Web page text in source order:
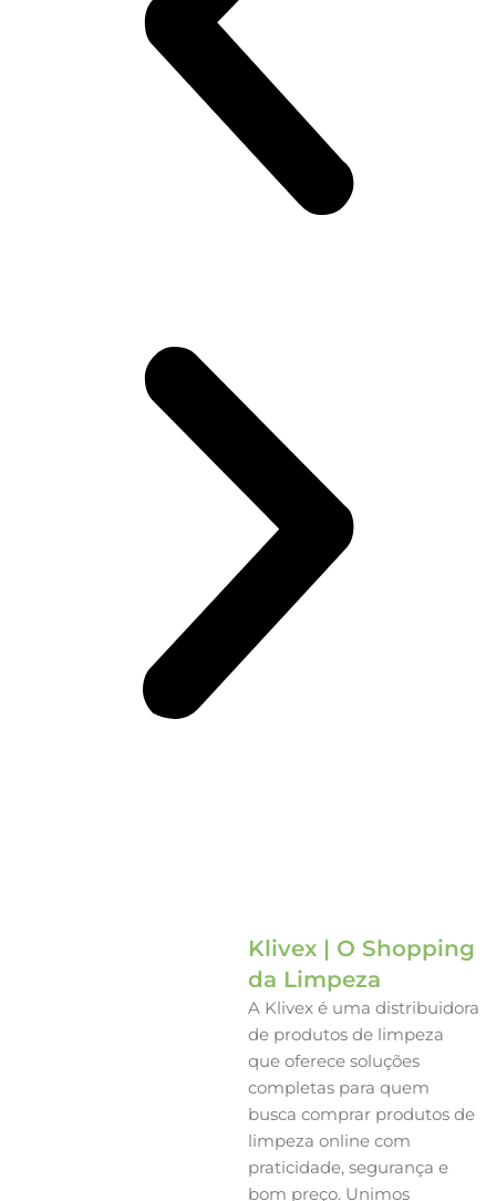
Klivex | O Shopping
da Limpeza
A Klivex é uma distribuidora
de produtos de limpeza
que oferece soluções
completas para quem
busca comprar produtos de
limpeza online com
praticidade, segurança e
bom preço. Unimos